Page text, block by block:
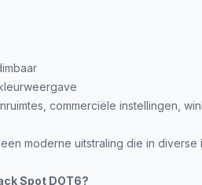
commerciële instellingen,
moderne uitstraling die in diverse
Spot DOT6?